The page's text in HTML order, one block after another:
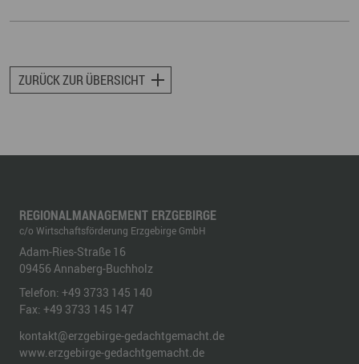
ZURÜCK ZUR ÜBERSICHT
REGIONALMANAGEMENT ERZGEBIRGE
c/o Wirtschaftsförderung Erzgebirge GmbH
Adam-Ries-Straße 16
09456 Annaberg-Buchholz
Telefon: +49 3733 145 140
Fax: +49 3733 145 147
kontakt@erzgebirge-gedachtgemacht.de
www.erzgebirge-gedachtgemacht.de